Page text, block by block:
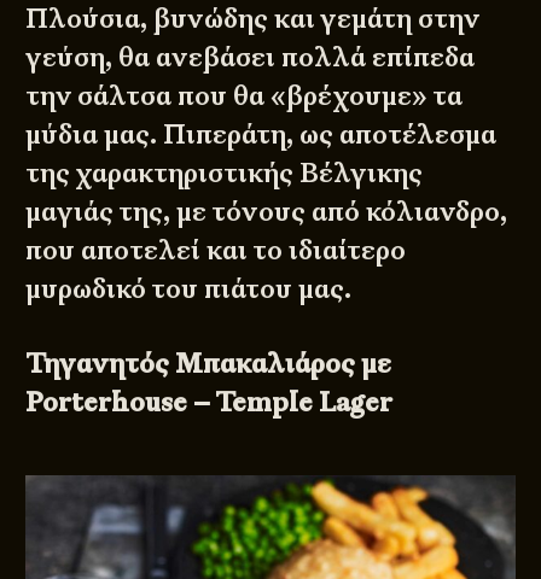
Πλούσια, βυνώδης και γεμάτη στην
γεύση, θα ανεβάσει πολλά επίπεδα
την σάλτσα που θα «βρέχουμε» τα
μύδια μας. Πιπεράτη, ως αποτέλεσμα
της χαρακτηριστικής Βέλγικης
μαγιάς της, με τόνους από κόλιανδρο,
που αποτελεί και το ιδιαίτερο
μυρωδικό του πιάτου μας.
Τηγανητός Μπακαλιάρος με
Porterhouse – Temple Lager